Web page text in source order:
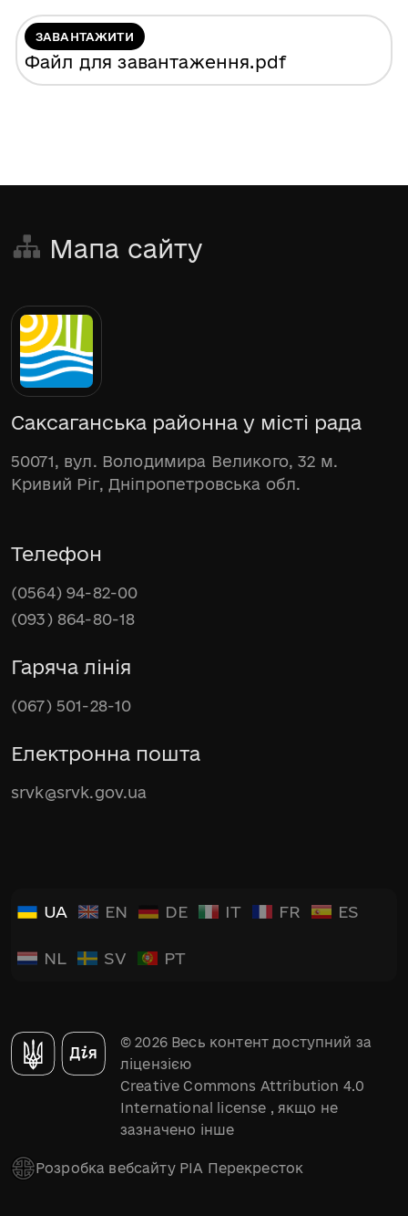
ЗАВАНТАЖИТИ
Файл для завантаження.pdf
Мапа сайту
Саксаганська районна у місті рада
50071, вул. Володимира Великого, 32 м.
Кривий Ріг, Дніпропетровська обл.
Телефон
(0564) 94-82-00
(093) 864-80-18
Гаряча лінія
(067) 501-28-10
Електронна пошта
srvk@srvk.gov.ua
UA EN DE IT FR ES
NL SV PT
© 2026 Весь контент доступний за
ліцензією
Creative Commons Attribution 4.0
International license , якщо не
зазначено інше
Розробка вебсайту РІА Перекресток